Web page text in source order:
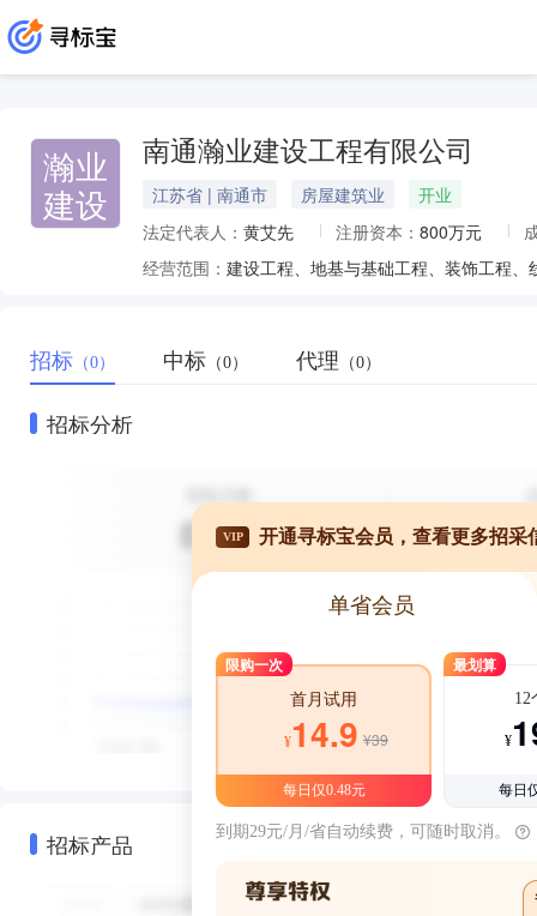
瀚业
建设
南通瀚业建设工程有限公司
江苏省 | 南通市 房屋建筑业
开业
法定代表人： 黄艾先 注册资本： 800万元
经营范围：
招标 （0） 中标 （0） 代理 （0）
招标分析
招标产品
VIP 开通寻标宝会员，查看更多招采
单省会员
限购一次
首月试用
¥14.9 ¥39
每日仅0.48元
最划算
12
¥
每日
到期29元/月/省自动续费，可随时取消。